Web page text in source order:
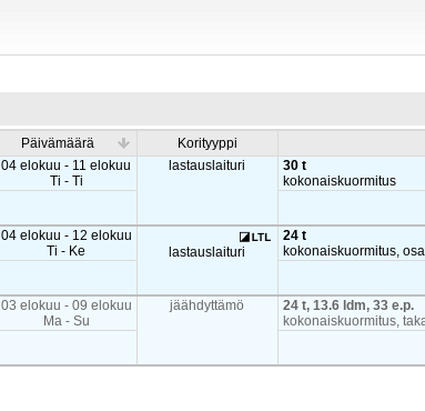
Päivämäärä Korityyppi
04 elokuu - 11 elokuu
Ti - Ti
lastauslaituri
30 t
kokonaiskuormitus
04 elokuu - 12 elokuu
Ti - Ke
lastauslaituri
24 t
kokonaiskuormitus,
03 elokuu - 09 elokuu
Ma - Su
jäähdyttämö
24 t, 13.6 ldm, 33 e.p.
kokonaiskuormitus,